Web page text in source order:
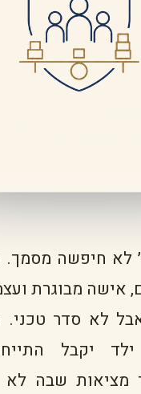
לא חיפשה מסמך.
אישה מבוגרת
לא סדר טכני.
יקבל
מציאות שבה לא